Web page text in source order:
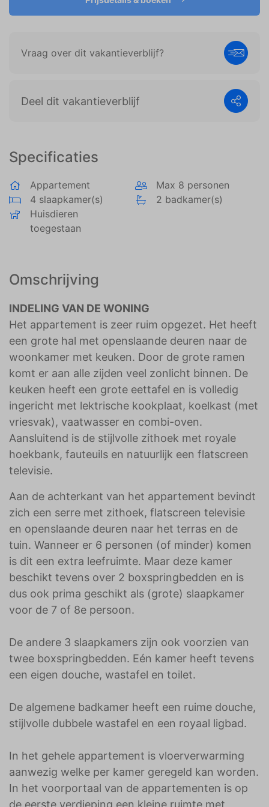
Specificaties
Appartement
Max 8 personen
4 slaapkamer(s)
2 badkamer(s)
Huisdieren
toegestaan
Omschrijving
INDELING VAN DE WONING
Het appartement is zeer ruim opgezet. Het heeft
een grote hal met openslaande deuren naar de
woonkamer met keuken. Door de grote ramen
komt er aan alle zijden veel zonlicht binnen. De
keuken heeft een grote eettafel en is volledig
ingericht met lektrische kookplaat, koelkast (met
vriesvak), vaatwasser en combi-oven.
Aansluitend is de stijlvolle zithoek met royale
hoekbank, fauteuils en natuurlijk een flatscreen
televisie.
Aan de achterkant van het appartement bevindt
zich een serre met zithoek, flatscreen televisie
en openslaande deuren naar het terras en de
tuin. Wanneer er 6 personen (of minder) komen
is dit een extra leefruimte. Maar deze kamer
beschikt tevens over 2 boxspringbedden en is
dus ook prima geschikt als (grote) slaapkamer
voor de 7 of 8e persoon.
De andere 3 slaapkamers zijn ook voorzien van
twee boxspringbedden. Eén kamer heeft tevens
een eigen douche, wastafel en toilet.
De algemene badkamer heeft een ruime douche,
stijlvolle dubbele wastafel en een royaal ligbad.
In het gehele appartement is vloerverwarming
aanwezig welke per kamer geregeld kan worden.
In het voorportaal van de appartementen is op
de eerste verdieping een kleine ruimte met
Vraag over dit vakantieverblijf?
Deel dit vakantieverblijf
weergeven die zijn afgestemd op en relevant zijn
voor de individuele gebruiker. Deze advertenties